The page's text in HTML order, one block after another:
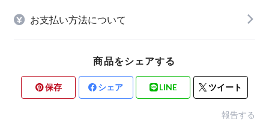
お支払い方法について
商品をシェアする
保存 シェア LINE ツイート
報告する